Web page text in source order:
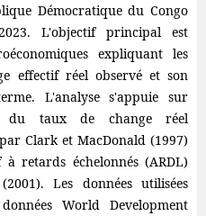
Démocratique du Congo
L'objectif principal est
expliquant les
effectif réel observé et son
L'analyse s'appuie sur
du taux de change réel
Clark et MacDonald (1997)
retards échelonnés (ARDL)
Les données utilisées
World Development